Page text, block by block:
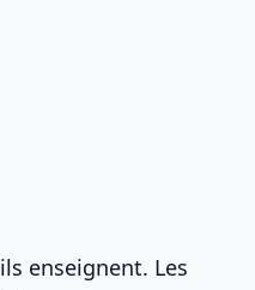
enseignent. Les